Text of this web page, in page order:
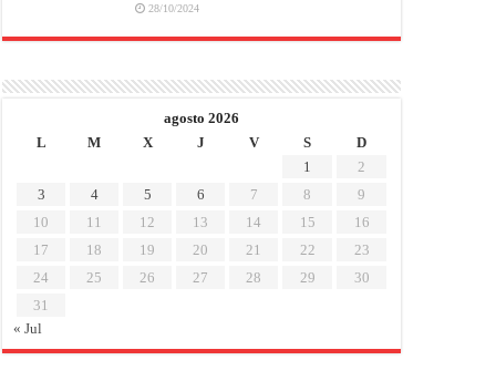
28/10/2024
agosto 2026
L
M X J V S
D
1
2
3
4 5 6 7 8
9
10
11 12 13 14 15
16
17
18 19 20 21 22
23
24
25 26 27 28 29
30
31
« Jul